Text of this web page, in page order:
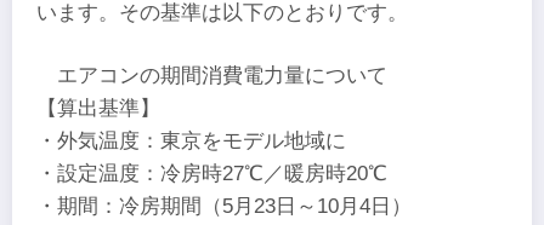
います。その基準は以下のとおりです。
エアコンの期間消費電力量について
【算出基準】
・外気温度：東京をモデル地域に
・設定温度：冷房時27℃／暖房時20℃
・期間：冷房期間（5月23日～10月4日）